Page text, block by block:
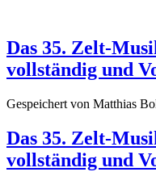
Das 35. Zelt-
vollständig und
Gespeichert von Matthias
Das 35. Zelt-
vollständig und